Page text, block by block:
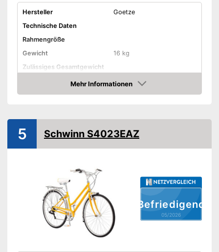
Hersteller
Goetze
Technische Daten
Rahmengröße
Gewicht
16 kg
Zulässiges Gesamtgewicht
Material Rahmen
Stahl
Reifengröße
26 Zoll
- Beige/Rosa
- Beige/Braun
und weitere
Ausstattung
Schaltung
Anzahl Gänge 3
Mehr Informationen
Amazon
Befriedigend
05/2026
5 Schwinn S4023EAZ